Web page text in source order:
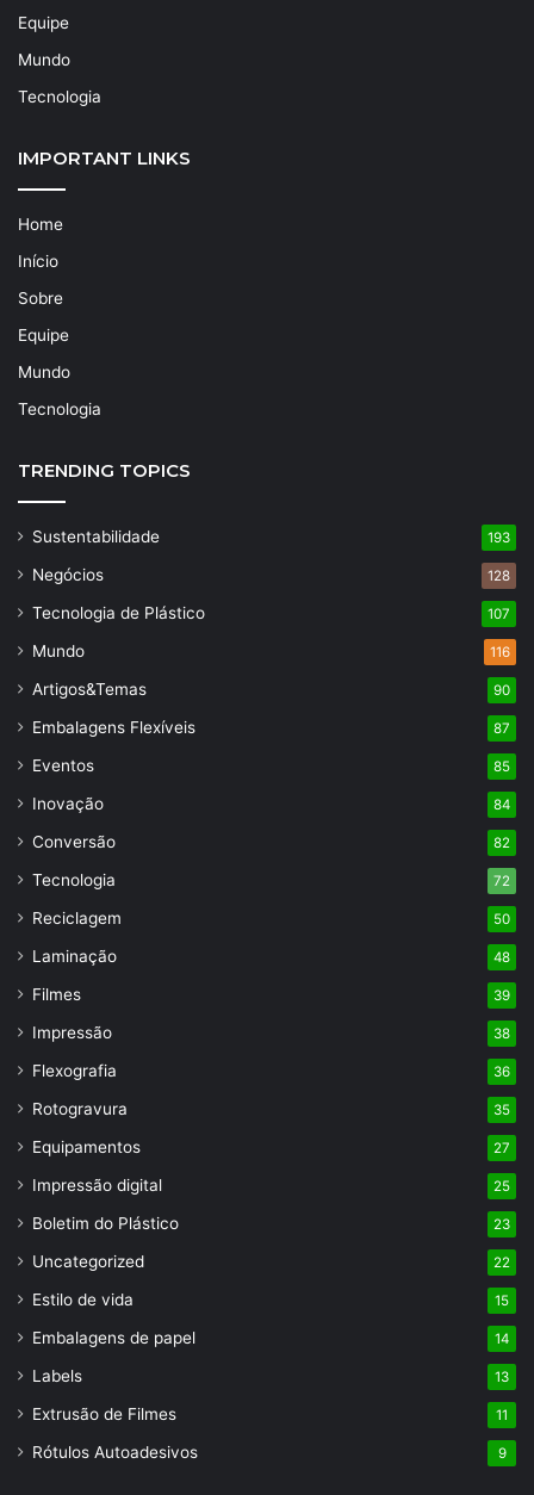
Equipe
Mundo
Tecnologia
IMPORTANT LINKS
Home
Início
Sobre
Equipe
Mundo
Tecnologia
TRENDING TOPICS
Sustentabilidade 193
Negócios 128
Tecnologia de Plástico 107
Mundo 116
Artigos&Temas 90
Embalagens Flexíveis 87
Eventos 85
Inovação 84
Conversão 82
Tecnologia 72
Reciclagem 50
Laminação 48
Filmes 39
Impressão 38
Flexografia 36
Rotogravura 35
Equipamentos 27
Impressão digital 25
Boletim do Plástico 23
Uncategorized 22
Estilo de vida 15
Embalagens de papel 14
Labels 13
Extrusão de Filmes 11
Rótulos Autoadesivos 9